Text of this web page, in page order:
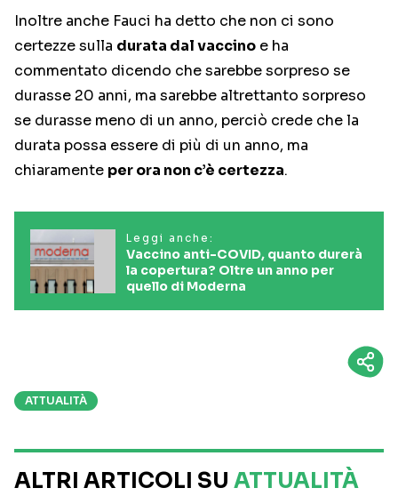
Inoltre anche Fauci ha detto che non ci sono
certezze sulla durata dal vaccino e ha
commentato dicendo che sarebbe sorpreso se
durasse 20 anni, ma sarebbe altrettanto sorpreso
se durasse meno di un anno, perciò crede che la
durata possa essere di più di un anno, ma
chiaramente per ora non c’è certezza.
Leggi anche:
Vaccino anti-COVID, quanto durerà
la copertura? Oltre un anno per
quello di Moderna
ATTUALITÀ
ALTRI ARTICOLI SU ATTUALITÀ